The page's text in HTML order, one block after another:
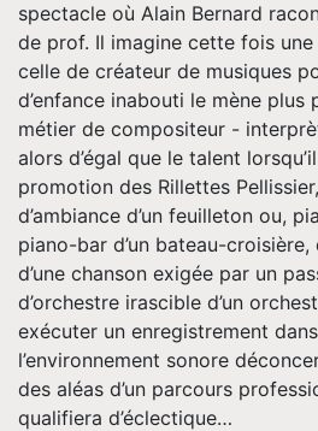
Contact
spectacle où Alain Bernard
de prof. Il imagine cette fois
celle de créateur de musiques
d’enfance inabouti le mène plus
métier de compositeur -
alors d’égal que le talent
promotion des Rillettes
d’ambiance d’un feuilleton ou,
piano-bar d’un bateau-
d’une chanson exigée par un
d’orchestre irascible d’un
exécuter un enregistrement
l’environnement sonore
des aléas d’un parcours
qualifiera d’éclectique…